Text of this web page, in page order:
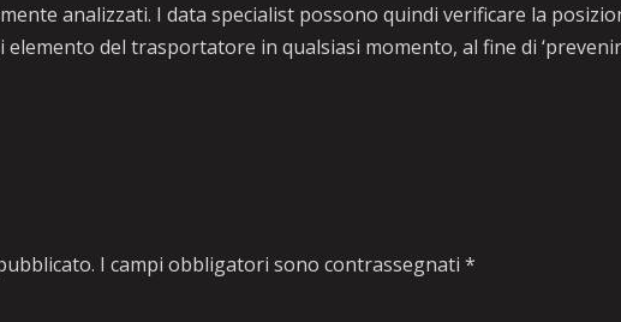
analizzati. I data specialist possono quindi verificare la
del trasportatore in qualsiasi momento, al fine di
I campi obbligatori sono contrassegnati*